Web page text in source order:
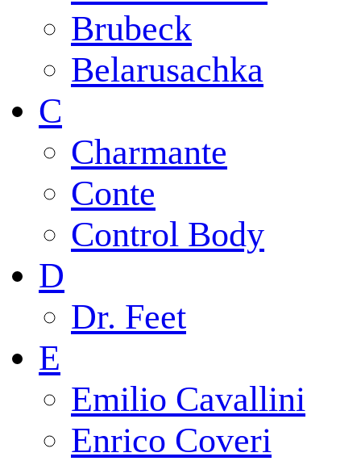
Brubeck
Belarusachka
C
Charmante
Conte
Control Body
D
Dr. Feet
E
Emilio Cavallini
Enrico Coveri